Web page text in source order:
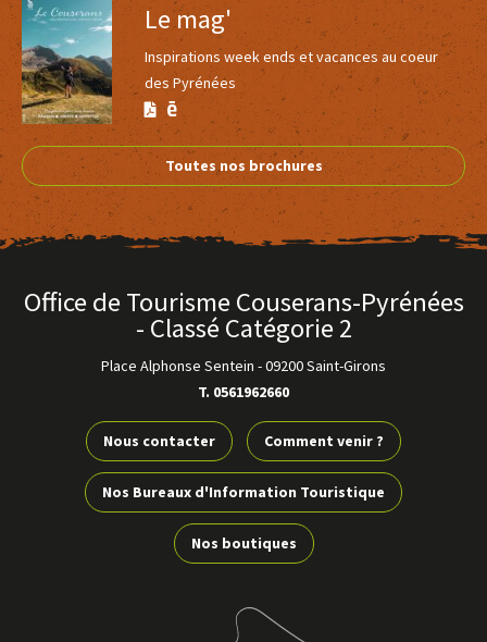
Le prix ne comprend pas
Le transport, les dépenses à caractère personnel, la dégustation,
les frais de dossier.
Le prix comprend
Les visites guidées et entrées des monuments mentionnées au
programme ; la formule déjeuner du midi.
Le mag'
Inspirations week ends et vacances au coeur
des Pyrénées
Version
PDF
Version
Calaméo
Toutes nos brochures
Office de Tourisme Couserans-Pyrénées
- Classé Catégorie 2
Place Alphonse Sentein -09200 Saint-Girons
T. 0561962660
Nous contacter Comment venir ?
Nos Bureaux d'Information Touristique
Nos boutiques